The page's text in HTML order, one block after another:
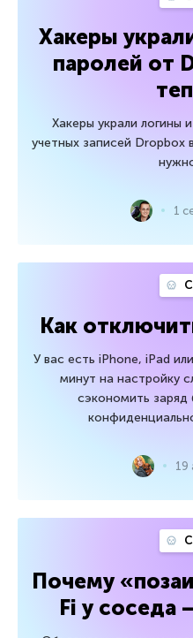
Хакеры
паролей от
Хакеры украли логины
учетных записей Dropbox
1
Как
У вас есть iPhone, iPad
минут на настройку
сэкономить заряд
19
Почему
Fi у соседа